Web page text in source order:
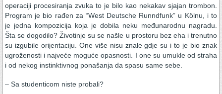
operaciji procesiranja zvuka to je bilo kao nekakav sjajan trombon.
Program je bio rađen za “West Deutsche Runndfunk” u Kölnu, i to
je jedna kompozicija koja je dobila neku međunarodnu nagradu.
Šta se dogodilo? Životinje su se našle u prostoru bez eha i trenutno
su izgubile orijentaciju. One više nisu znale gdje su i to je bio znak
ugroženosti i najveće moguće opasnosti. I one su umukle od straha
i od nekog instinktivnog ponašanja da spasu same sebe.
– Sa studenticom niste probali?